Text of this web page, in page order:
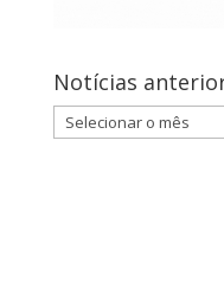
Notícias
Notícias
anteriores